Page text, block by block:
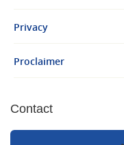
Privacy
Proclaimer
Contact